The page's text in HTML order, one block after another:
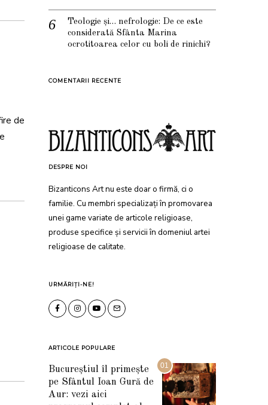
de
Teologie și… nefrologie: De ce este
considerată Sfânta Marina
ocrotitoarea celor cu boli de rinichi?
COMENTARII RECENTE
DESPRE NOI
Bizanticons Art nu este doar o firmă, ci o
familie. Cu membri specializați în promovarea
unei game variate de articole religioase,
produse specifice și servicii în domeniul artei
religioase de calitate.
URMĂRIȚI-NE!
ARTICOLE POPULARE
01
Bucureștiul îl primește
pe Sfântul Ioan Gură de
Aur: vezi aici